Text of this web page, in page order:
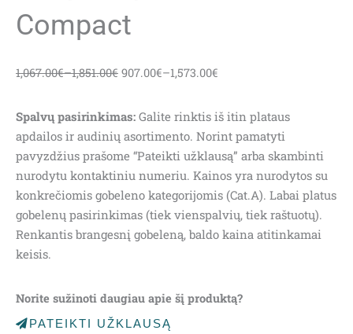
Compact
1,067.00€–1,851.00€ 907.00€–1,573.00€
Spalvų pasirinkimas: Galite rinktis iš itin plataus
apdailos ir audinių asortimento. Norint pamatyti
pavyzdžius prašome “Pateikti užklausą” arba skambinti
nurodytu kontaktiniu numeriu. Kainos yra nurodytos su
konkrečiomis gobeleno kategorijomis (Cat.A). Labai platus
gobelenų pasirinkimas (tiek vienspalvių, tiek raštuotų).
Renkantis brangesnį gobeleną, baldo kaina atitinkamai
keisis.
Norite sužinoti daugiau apie šį produktą?
PATEIKTI UŽKLAUSĄ